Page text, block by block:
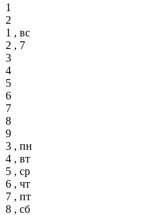
1
2
1 , вс
2 , 7
3
4
5
6
7
8
9
3 , пн
4 , вт
5 , ср
6 , чт
7 , пт
8 , сб